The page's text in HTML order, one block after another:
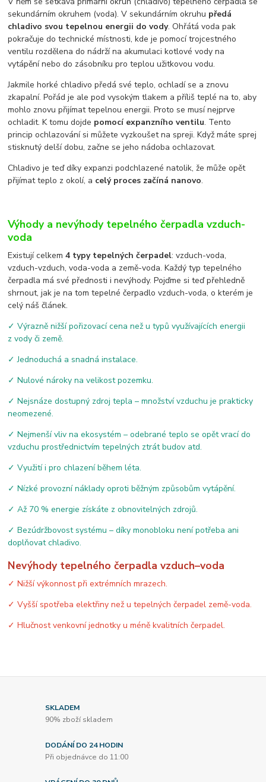
sekundárním okruhem (voda). V sekundárním okruhu předá
chladivo svou tepelnou energii do vody. Ohřátá voda pak
pokračuje do technické místnosti, kde je pomocí trojcestného
ventilu rozdělena do nádrží na akumulaci kotlové vody na
vytápění nebo do zásobníku pro teplou užitkovou vodu.
Jakmile horké chladivo předá své teplo, ochladí se a znovu
zkapalní. Pořád je ale pod vysokým tlakem a příliš teplé na to, aby
mohlo znovu přijímat tepelnou energii. Proto se musí nejprve
ochladit. K tomu dojde pomocí expanzního ventilu. Tento
princip ochlazování si můžete vyzkoušet na spreji. Když máte sprej
stisknutý delší dobu, začne se jeho nádoba ochlazovat.
Chladivo je teď díky expanzi podchlazené natolik, že může opět
přijímat teplo z okolí, a celý proces začíná nanovo.
Výhody a nevýhody tepelného čerpadla vzduch-
voda
Existují celkem4 typy tepelných čerpadel: vzduch-voda,
vzduch-vzduch, voda-voda a země-voda. Každý typ tepelného
čerpadla má své přednosti i nevýhody. Pojďme si teď přehledně
shrnout, jak je na tom tepelné čerpadlo vzduch-voda, o kterém je
celý náš článek.
✓ Výrazně nižší pořizovací cena než u typů využívajících energii
z vody či země.
✓ Jednoduchá a snadná instalace.
✓ Nulové nároky na velikost pozemku.
✓ Nejsnáze dostupný zdroj tepla – množství vzduchu je prakticky
neomezené.
✓ Nejmenší vliv na ekosystém – odebrané teplo se opět vrací do
vzduchu prostřednictvím tepelných ztrát budov atd.
✓ Využití i pro chlazení během léta.
✓ Nízké provozní náklady oproti běžným způsobům vytápění.
✓ Až 70 % energie získáte z obnovitelných zdrojů.
✓ Bezúdržbovost systému – díky monobloku není potřeba ani
doplňovat chladivo.
Nevýhody tepelného čerpadla vzduch–voda
✓ Nižší výkonnost při extrémních mrazech.
✓ Vyšší spotřeba elektřiny než u tepelných čerpadel země-voda.
✓ Hlučnost venkovní jednotky u méně kvalitních čerpadel.
SKLADEM
90% zboží skladem
DODÁNÍ DO 24 HODIN
Při objednávce do 11:00